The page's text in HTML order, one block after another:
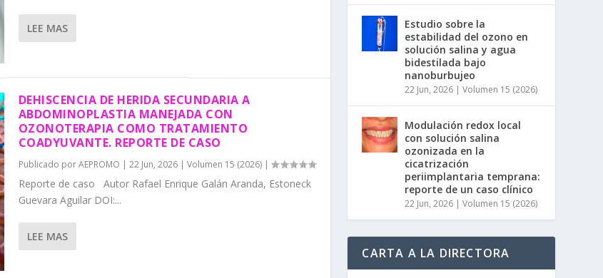
LEE MAS
DEHISCENCIA DE HERIDA SECUNDARIA A
ABDOMINOPLASTIA MANEJADA CON
OZONOTERAPIA COMO TRATAMIENTO
COADYUVANTE. REPORTE DE CASO
Publicado porAEPROMO | 22 Jun, 2026| Volumen 15 (2026)|
Reporte de caso Autor Rafael Enrique Galán Aranda, Estoneck
Guevara Aguilar DOI:...
LEE MAS
Estudio sobre la
estabilidad del ozono en
solución salina y agua
bidestilada bajo
nanoburbujeo
22 Jun, 2026 |Volumen 15 (2026)
Modulación redox local
con solución salina
ozonizada en la
cicatrización
periimplantaria temprana:
reporte de un caso clínico
22 Jun, 2026 |Volumen 15 (2026)
CARTA A LA DIRECTORA